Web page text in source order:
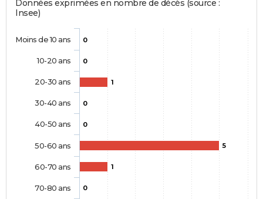
Données exprimées en nombre de décès (source :
Insee)
0
0
1
0
0
5
1
0
Moins de 10 ans
10-20 ans
20-30 ans
30-40 ans
40-50 ans
50-60 ans
60-70 ans
70-80 ans